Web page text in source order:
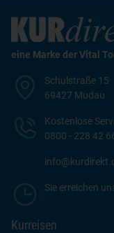
eine Marke der Vital
Schulstraße 15
69427 Mudau
Kostenlose
0800 - 228 42
Sie erreichen
Kurreisen